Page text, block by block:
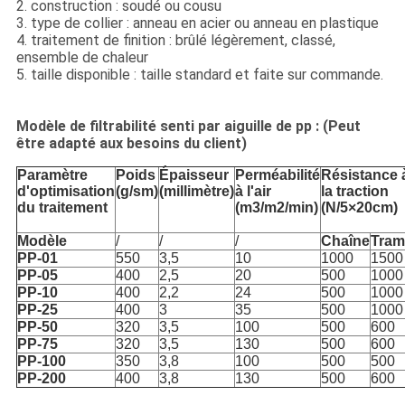
2. construction : soudé ou cousu
3. type de collier : anneau en acier ou anneau en plastique
4. traitement de finition : brûlé légèrement, classé,
ensemble de chaleur
5. taille disponible : taille standard et faite sur commande.
Modèle de filtrabilité senti par aiguille de pp : (Peut
être adapté aux besoins du client)
Paramètre
d'optimisation
du traitement
Poids
(g/sm)
Épaisseur
(millimètre)
Perméabilité
à l'air
(m3/m2/min)
Résistance
la traction
(N/5×20cm)
Modèle / / / Chaîne
PP-01
550 3,5 10 1000
1500
PP-05
400 2,5 20 500
1000
PP-10
400 2,2 24 500
1000
PP-25
400 3 35 500
1000
PP-50
320 3,5 100 500
600
PP-75
320 3,5 130 500
600
PP-100
350 3,8 100 500
500
PP-200
400 3,8 130 500 600